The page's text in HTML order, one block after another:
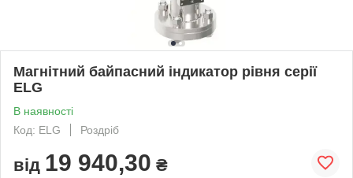
Магнітний байпасний індикатор рівня серії
ELG
В наявності
Код: ELG
Роздріб
від 19 940,30 ₴